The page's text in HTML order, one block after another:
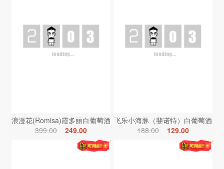
浪漫花(Romisa)霞多丽白葡萄酒
399.00
249.00
飞乐小海豚（斐诺特）白葡萄酒
188.00
129.00